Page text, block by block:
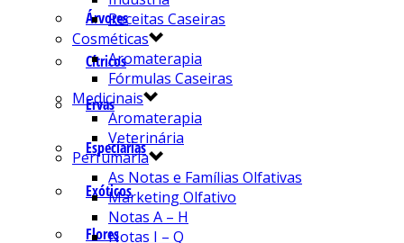
Árvores
Cítricos
Ervas
Especiarias
Exóticos
Flores
Receitas Caseiras
Cosméticas
Aromaterapia
Fórmulas Caseiras
Medicinais
Aromaterapia
Veterinária
Perfumaria
As Notas e Famílias Olfativas
Marketing Olfativo
Notas A – H
Notas I – Q